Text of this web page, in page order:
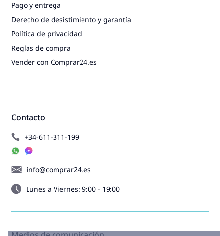
Contacto
+34-611-311-199
info@comprar24.es
Lunes a Viernes: 9:00 - 19:00
Pago y entrega
Derecho de desistimiento y garantía
Política de privacidad
Reglas de compra
Vender con Comprar24.es